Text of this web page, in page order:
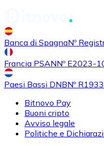
Banca di SpagnaNº
Francia PSANNº E2023-
Paesi Bassi DNBNº
Bitnovo Pay
Buoni cripto
Avviso legale
Politiche e